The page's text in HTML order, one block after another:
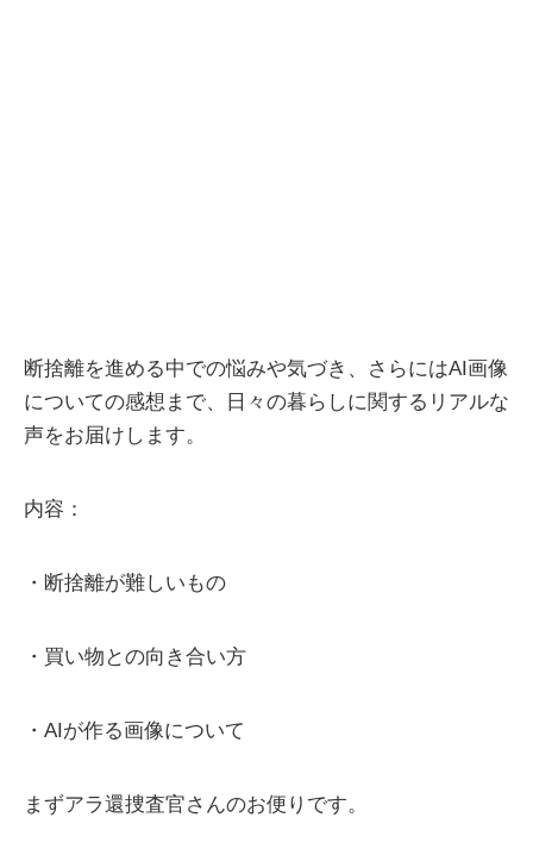
断捨離を進める中での悩みや気づき、さらにはAI画像
についての感想まで、日々の暮らしに関するリアルな
声をお届けします。
内容：
・断捨離が難しいもの
・買い物との向き合い方
・AIが作る画像について
まずアラ還捜査官さんのお便りです。